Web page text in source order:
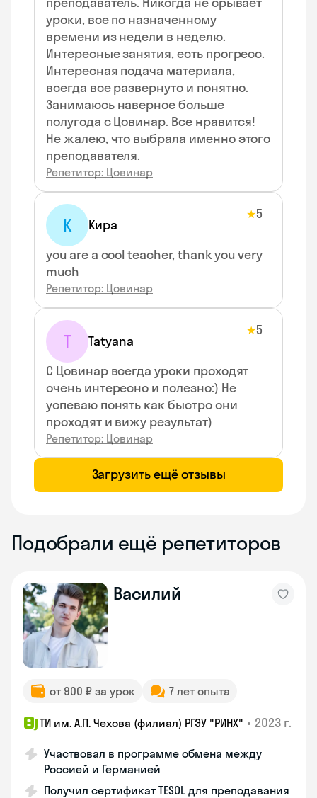
уроки, все по назначенному
времени из недели в неделю.
Интересные занятия, есть прогресс.
Интересная подача материала,
всегда все развернуто и понятно.
Занимаюсь наверное больше
полугода с Цовинар. Все нравится!
Не жалею, что выбрала именно этого
преподавателя.
Репетитор: Цовинар
К Кира
★5
you are a cool teacher, thank you very
much
Репетитор: Цовинар
T Tatyana
★5
С Цовинар всегда уроки проходят
очень интересно и полезно:) Не
успеваю понять как быстро они
проходят и вижу результат)
Репетитор: Цовинар
Загрузить ещё отзывы
Подобрали ещё репетиторов
Василий
от 900 ₽ за урок 7 лет опыта
ТИ им. А.П. Чехова (филиал) РГЭУ "РИНХ" • 2023 г.
Участвовал в программе обмена между
Россией и Германией
Получил сертификат TESOL для преподавания